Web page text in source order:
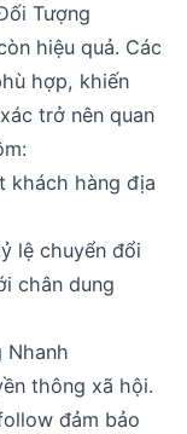
Tượng
hiệu quả. Các
hợp, khiến
trở nên quan
khách hàng địa
lệ chuyển đổi
chân dung
Nhanh
thông xã hội.
đảm bảo